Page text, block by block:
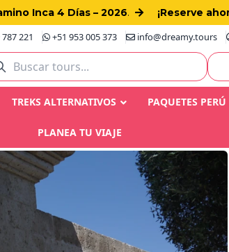
Inca 4 Días – 2026.
¡Reserve
221
+51 953 005 373 info@dreamy.tours
TREKS ALTERNATIVOS PAQUETES PERÚ
PLANEA TU VIAJE